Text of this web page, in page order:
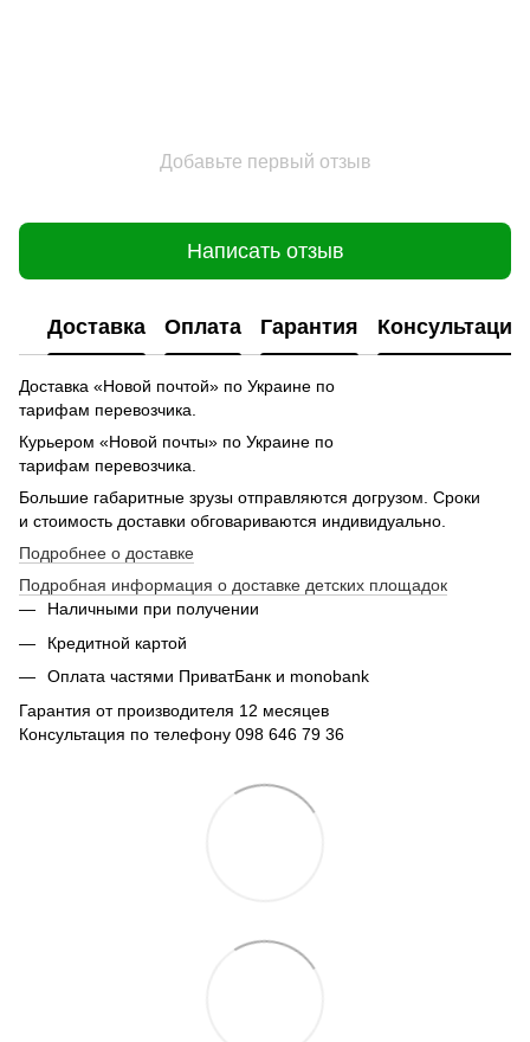
Добавьте первый отзыв
Написать отзыв
Доставка Оплата Гарантия Консультация
Доставка «Новой почтой» по Украине по
тарифам перевозчика.
Курьером «Новой почты» по Украине по
тарифам перевозчика.
Большие габаритные зрузы отправляются догрузом. Сроки
и стоимость доставки обговариваются индивидуально.
Подробнее о доставке
Подробная информация о доставке детских площадок
Наличными при получении
Кредитной картой
Оплата частями ПриватБанк и monobank
Гарантия от производителя 12 месяцев
Консультация по телефону 098 646 79 36